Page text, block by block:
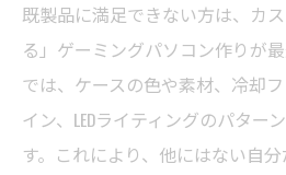
既製品に満足できない方は、カ
る」ゲーミングパソコン作りが
では、ケースの色や素材、冷却
イン、LEDライティングのパター
す。これにより、他にはない自